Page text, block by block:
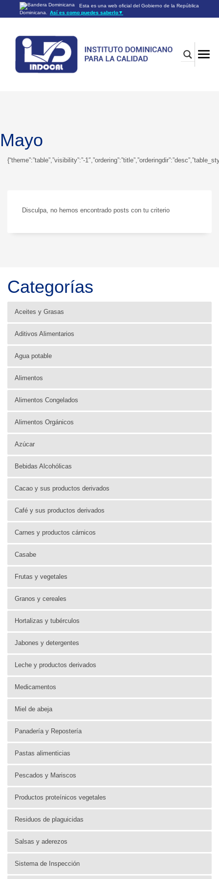
Esta es una web oficial del Gobierno de la República
Dominicana.
Así es como puedes saberlo▼
Los sitios web oficiales utilizan .gob.do o .gov.do
Los sitios web oficiales .gob.do o .gov.do seguros utilizan
HTTPS
Un candado (🔒) o
https://
significa que estás conectado a un
sitio seguro dentro de .gob.do o .gov.do. Comparte información
confidencial sólo en los sitios seguros de .gob.do o .gov.do.
Mayo
{“theme”:”table”,”visibility”:”-
Disculpa, no hemos encontrado posts con tu criterio
Categorías
Aceites y Grasas
Aditivos Alimentarios
Agua potable
Alimentos
Alimentos Congelados
Alimentos Orgánicos
Azúcar
Bebidas Alcohólicas
Cacao y sus productos derivados
Café y sus productos derivados
Carnes y productos cárnicos
Casabe
Frutas y vegetales
Granos y cereales
Hortalizas y tubérculos
Jabones y detergentes
Leche y productos derivados
Medicamentos
Miel de abeja
Panadería y Repostería
Pastas alimenticias
Pescados y Mariscos
Productos proteínicos vegetales
Residuos de plaguicidas
Salsas y aderezos
Sistema de Inspección